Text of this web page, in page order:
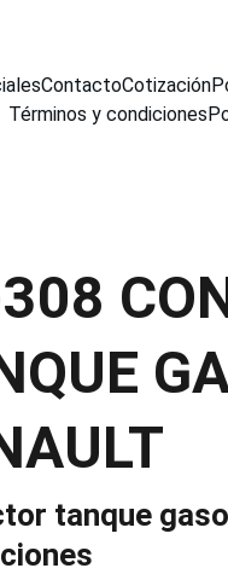
ContactoCotización
Términos y condiciones
tanque